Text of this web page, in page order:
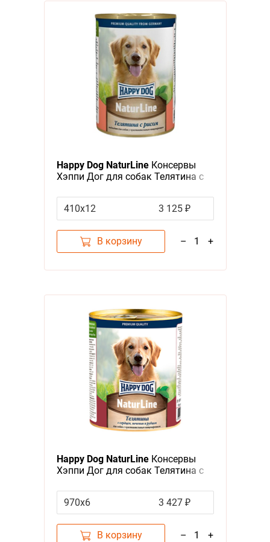
Happy Dog NaturLineКонсервы
Хэппи Дог для собак Телятина с
410х12
3 125 ₽
В корзину – 1 +
Happy Dog NaturLineКонсервы
Хэппи Дог для собак Телятина с
за упаковку, Россия)
970х6 3 427 ₽
В корзину – 1 +